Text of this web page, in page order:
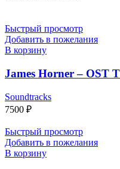
Быстрый просмотр
Добавить в пожелания
В корзину
James Horner – OST
Soundtracks
7500 ₽
Быстрый просмотр
Добавить в пожелания
В корзину